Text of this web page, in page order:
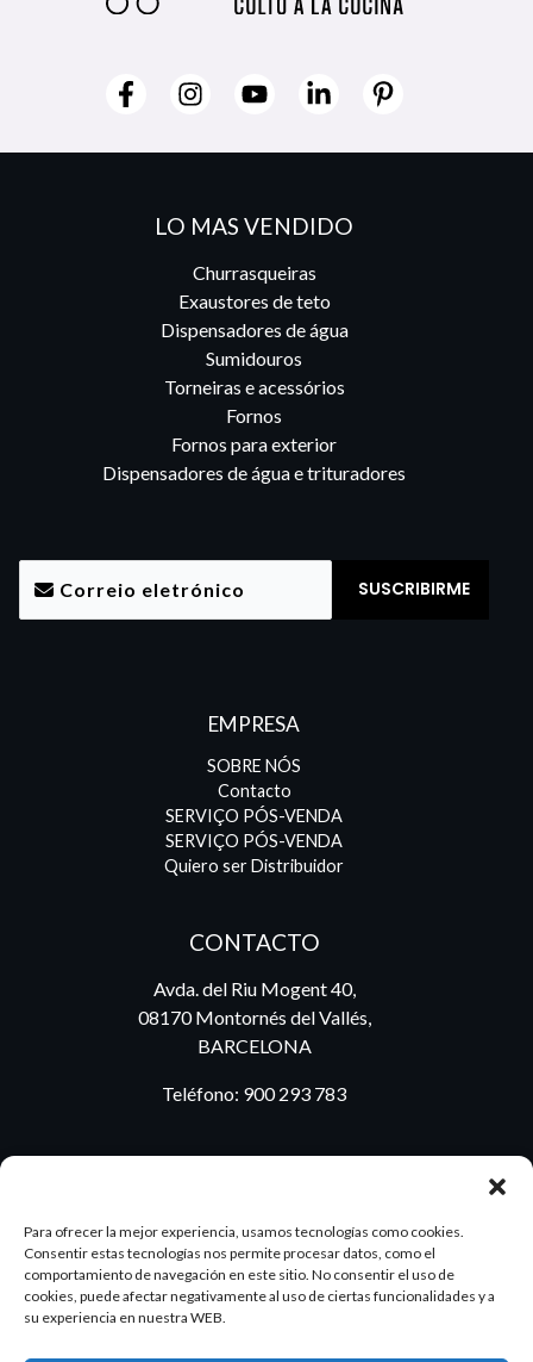
Para ofrecer la mejor experiencia, usamos tecnologías como cookies.
Consentir estas tecnologías nos permite procesar datos, como el
comportamiento de navegación en este sitio. No consentir el uso de
cookies, puede afectar negativamente al uso de ciertas funcionalidades y a
su experiencia en nuestra WEB.
LO MAS VENDIDO
Churrasqueiras
Exaustores de teto
Dispensadores de água
Sumidouros
Torneiras e acessórios
Fornos
Fornos para exterior
Dispensadores de água e trituradores
EMPRESA
SOBRE NÓS
Contacto
SERVIÇO PÓS-VENDA
SERVIÇO PÓS-VENDA
Quiero ser Distribuidor
CONTACTO
Avda. del Riu Mogent 40,
08170 Montornés del Vallés,
BARCELONA
Teléfono: 900 293 783